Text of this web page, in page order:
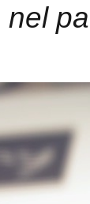
nel